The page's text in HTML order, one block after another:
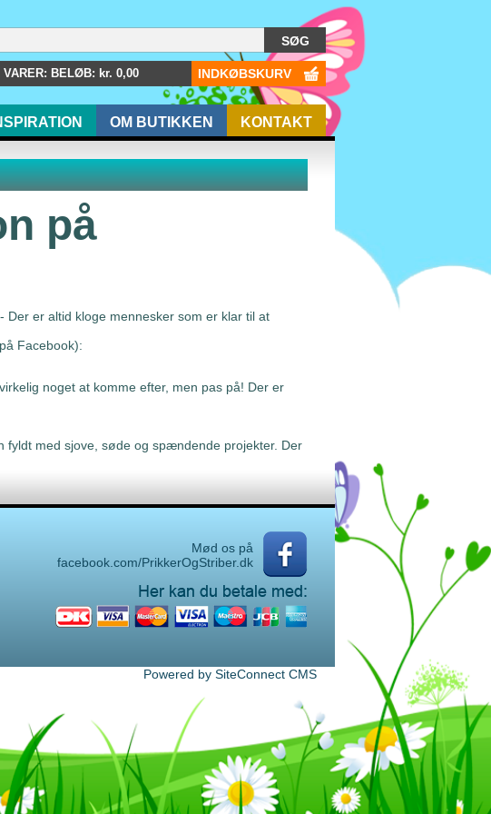
OM BUTIKKEN KONTAKT
BELØB: kr. 0,00 INDKØBSKURV
på
er altid kloge mennesker som er klar til at
Facebook):
noget at komme efter, men pas på! Der er
fyldt med sjove, søde og spændende projekter. Der
Mød os på
facebook.com/PrikkerOgStriber.dk
Powered by SiteConnect CMS